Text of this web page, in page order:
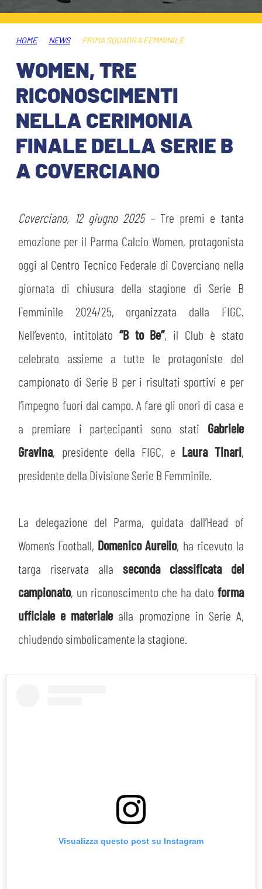
HOSPITALITY
MUSEUM CLUB EXPERIENCE
BIGLIETTI
ABBONAMENTI
INFO BIGLIETTI
TARDINI CARD
INFORMAZIONI ACCREDITI
TICKET GIFT CARD
SHOP
ESPORTS
IL CLUB
ORGANIGRAMMA
MUTTI TRAINING CENTER
STORE
MUSEO
LAVORA CON NOI
INFORMATIVA FINANZIARIA
FLASH NEWS
STADIO TARDINI
MEDIA
ACADEMY
LEGENDS
PARTNER
HOME NEWS PRIMA SQUADRA FEMMINILE
WOMEN, TRE
RICONOSCIMENTI
NELLA CERIMONIA
FINALE DELLA SERIE B
A COVERCIANO
Coverciano, 12 giugno 2025 – Tre premi e tanta
emozione per il Parma Calcio Women, protagonista
oggi al Centro Tecnico Federale di Coverciano nella
giornata di chiusura della stagione di Serie B
Femminile 2024/25, organizzata dalla FIGC.
Nell’evento, intitolato “B to Be”, il Club è stato
celebrato assieme a tutte le protagoniste del
campionato di Serie B per i risultati sportivi e per
l’impegno fuori dal campo. A fare gli onori di casa e
a premiare i partecipanti sono stati Gabriele
Gravina, presidente della FIGC, e Laura Tinari,
presidente della Divisione Serie B Femminile.
La delegazione del Parma, guidata dall’Head of
Women’s Football, Domenico Aurelio, ha ricevuto la
targa riservata alla seconda classificata del
campionato, un riconoscimento che ha dato forma
ufficiale e materialealla promozione in Serie A,
chiudendo simbolicamente la stagione.
Visualizza questo post su Instagram